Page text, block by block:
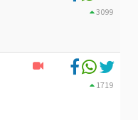
3099
1719